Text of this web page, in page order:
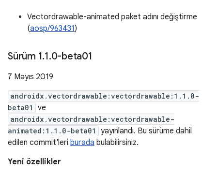
Vectordrawable-animated paket adını değiştirme
(aosp/963431)
Sürüm 1.1.0-beta01
7 Mayıs 2019
androidx.vectordrawable:vectordrawable:1.1.0-
beta01
ve
androidx.vectordrawable:vectordrawable-
animated:1.1.0-beta01
yayınlandı. Bu sürüme dahil
edilen commit'leri burada bulabilirsiniz.
Yeni özellikler